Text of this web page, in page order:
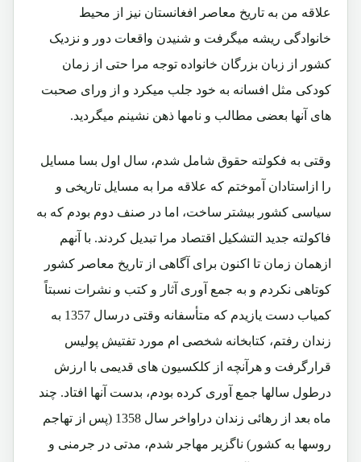
علاقه من به تاریخ معاصر افغانستان نیز از محیط
خانوادگی ریشه میگرفت و شنیدن واقعات دور و نزدیک
کشور از زبان بزرگان خانواده توجه مرا حتی از زمان
کودکی مثل افسانه به خود جلب میکرد و از ورای صحبت
های آنها بعضی مطالب و نامها ذهن نشینم میگردید.
وقتی به فکولته حقوق شامل شدم، سال اول بسا مسایل
را ازاستادان آموختم که علاقه مرا به مسایل تاریخی و
سیاسی کشور بیشتر ساخت، اما در صنف دوم بودم که به
فاکولته جدید التشکیل اقتصاد مرا تبدیل کردند. با آنهم
ازهمان زمان تا اکنون برای آگاهی از تاریخ معاصر کشور
کوتاهی نکردم و به جمع آوری آثار و کتب و نشرات نسبتاً
کمیاب دست یازیدم که متأسفانه وقتی درسال 1357 به
زندان رفتم، کتابخانه شخصی ام مورد تفتیش پولیس
قرارگرفت و هرآنچه از کلکسیون های قدیمی با ارزش
درطول سالها جمع آوری کرده بودم، بدست آنها افتاد. چند
ماه بعد از رهائی زندان دراواخر سال 1358 (پس از تهاجم
روسها به کشور) ناگزیر مهاجر شدم، مدتی در جرمنی و